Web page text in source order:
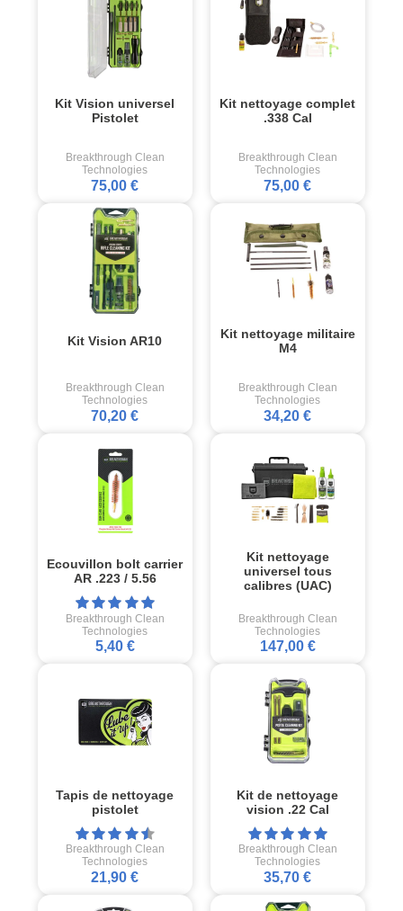
Kit Vision universel
Pistolet
Breakthrough Clean
Technologies
75,00 €
Kit nettoyage complet
.338 Cal
Breakthrough Clean
Technologies
75,00 €
Kit Vision AR10
Breakthrough Clean
Technologies
70,20 €
Kit nettoyage militaire
M4
Breakthrough Clean
Technologies
34,20 €
Ecouvillon bolt carrier
AR .223 / 5.56
Breakthrough Clean
Technologies
5,40 €
Kit nettoyage
universel tous
calibres (UAC)
Breakthrough Clean
Technologies
147,00 €
Tapis de nettoyage
pistolet
Breakthrough Clean
Technologies
21,90 €
Kit de nettoyage
vision .22 Cal
Breakthrough Clean
Technologies
35,70 €